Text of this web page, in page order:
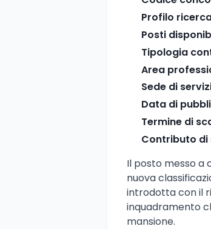
Profilo
Posti
Tipologia
Area
Sede di
Data di
Termine di
Contributo
Il posto messo a
nuova
introdotta con il
inquadramento
mansione.